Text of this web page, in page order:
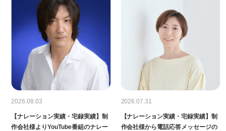
2026.08.03
【ナレーション実績・宅録実績】制
作会社様よりYouTube番組のナレー
2026.07.31
【ナレーション実績・宅録実績】制
作会社様から電話応答メッセージの